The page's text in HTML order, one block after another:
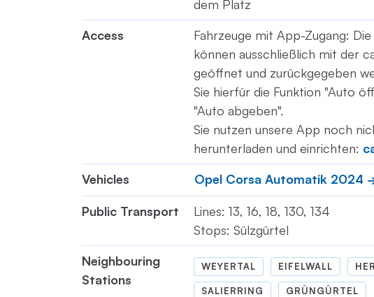
dem Platz
Access
Fahrzeuge mit App-Zugang: Die
können ausschließlich mit der
geöffnet und zurückgegeben
Sie hierfür die Funktion "Auto
"Auto abgeben".
Sie nutzen unsere App noch
herunterladen und einrichten:
Vehicles
Opel Corsa Automatik 2024
Public Transport
Lines: 13, 16, 18, 130, 134
Stops: Sülzgürtel
Neighbouring
Stations
WEYERTAL EIFELWALL
SALIERRING GRÜNGÜRTEL